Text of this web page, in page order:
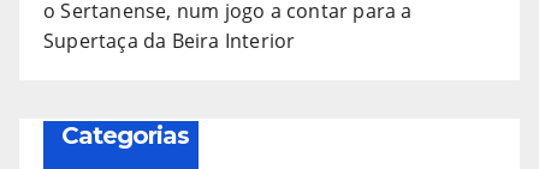
o Sertanense, num jogo a contar para a
Supertaça da Beira Interior
Categorias